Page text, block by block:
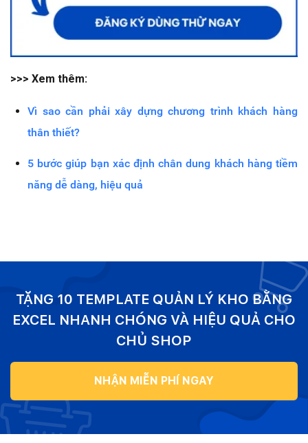
>>> Xem thêm:
Vì sao cần phải xây dựng chương trình khách hàng
thân thiết?
5 bước giúp bạn xác định chân dung khách hàng tiềm
năng dễ dàng, hiệu quả
TẶNG 10 TEMPLATE QUẢN LÝ KHO BẰNG
EXCEL NHANH CHÓNG VÀ HIỆU QUẢ CHO
CHỦ SHOP
NHẬN MIỄN PHÍ NGAY